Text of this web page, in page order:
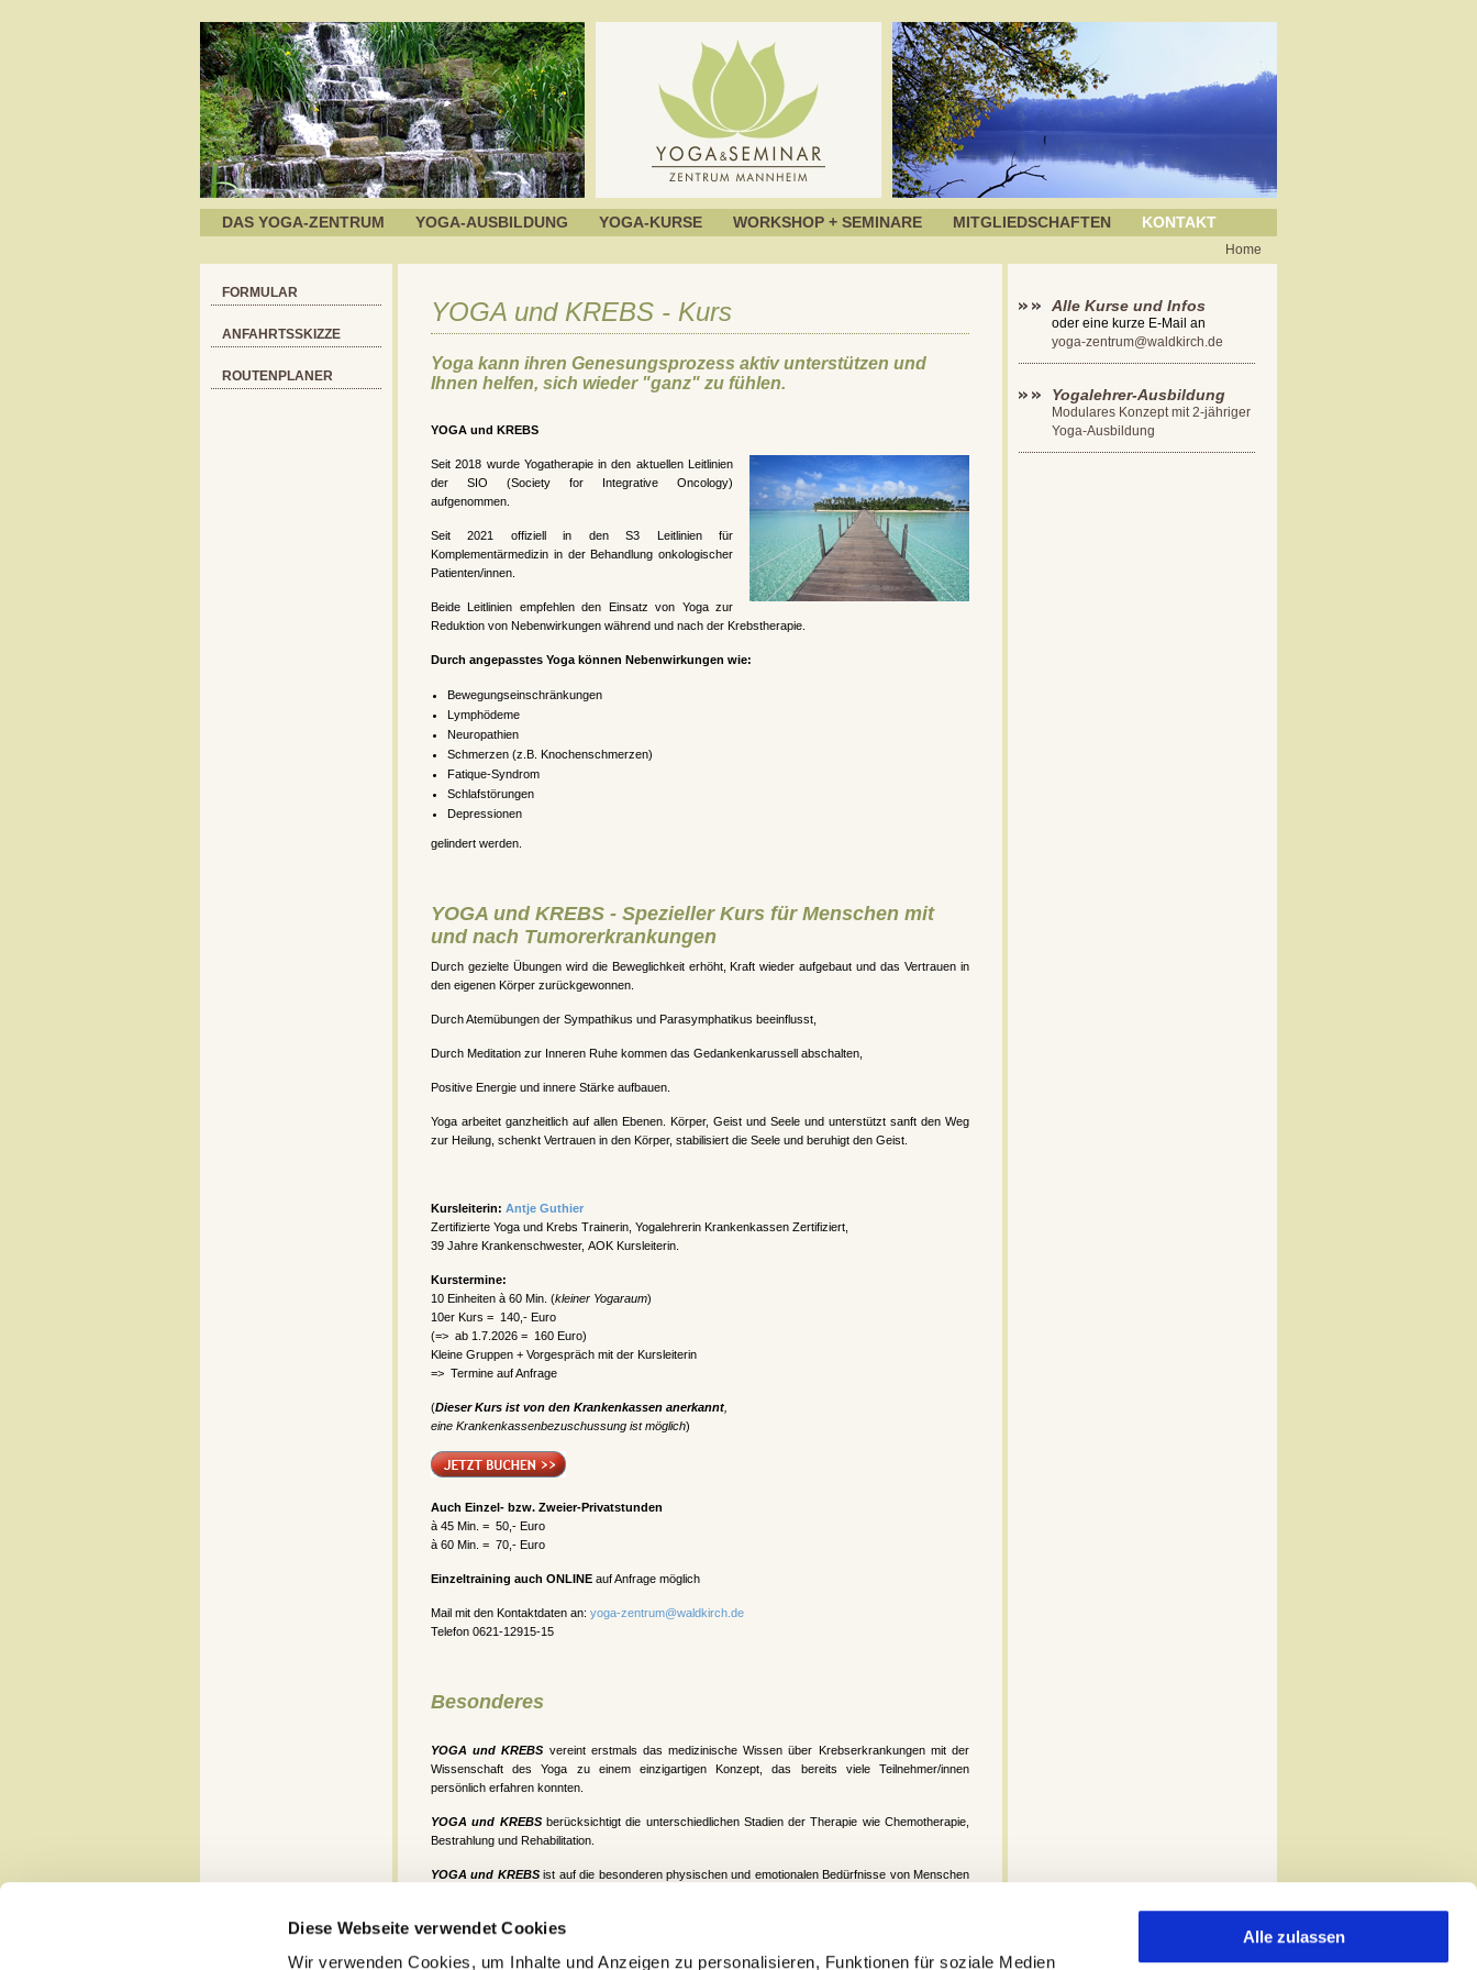
Diese Webseite verwendet Cookies
Wir verwenden Cookies, um Inhalte und Anzeigen zu personalisieren, Funktionen für soziale Medien
Alle zulassen
DAS YOGA-ZENTRUM YOGA-AUSBILDUNG YOGA-KURSE WORKSHOP + SEMINARE MITGLIEDSCHAFTEN KONTAKT
Home
FORMULAR
ANFAHRTSSKIZZE
ROUTENPLANER
YOGA und KREBS - Kurs
Yoga kann ihren Genesungsprozess aktiv unterstützen und
Ihnen helfen, sich wieder "ganz" zu fühlen.
YOGA und KREBS
Seit 2018 wurde Yogatherapie in den aktuellen Leitlinien
der SIO (Society for Integrative Oncology)
aufgenommen.
Seit 2021 offiziell in den S3 Leitlinien für
Komplementärmedizin in der Behandlung onkologischer
Patienten/innen.
Beide Leitlinien empfehlen den Einsatz von Yoga zur
Reduktion von Nebenwirkungen während und nach der Krebstherapie.
Durch angepasstes Yoga können Nebenwirkungen wie:
Bewegungseinschränkungen
Lymphödeme
Neuropathien
Schmerzen (z.B. Knochenschmerzen)
Fatique-Syndrom
Schlafstörungen
Depressionen
gelindert werden.
YOGA und KREBS - Spezieller Kurs für Menschen mit
und nach Tumorerkrankungen
Durch gezielte Übungen wird die Beweglichkeit erhöht, Kraft wieder aufgebaut und das Vertrauen in
den eigenen Körper zurückgewonnen.
Durch Atemübungen der Sympathikus und Parasymphatikus beeinflusst,
Durch Meditation zur Inneren Ruhe kommen das Gedankenkarussell abschalten,
Positive Energie und innere Stärke aufbauen.
Yoga arbeitet ganzheitlich auf allen Ebenen. Körper, Geist und Seele und unterstützt sanft den Weg
zur Heilung, schenkt Vertrauen in den Körper, stabilisiert die Seele und beruhigt den Geist.
Kursleiterin: Antje Guthier
Zertifizierte Yoga und Krebs Trainerin, Yogalehrerin Krankenkassen Zertifiziert,
39 Jahre Krankenschwester, AOK Kursleiterin.
Kurstermine:
10 Einheiten à 60 Min. (kleiner Yogaraum)
10er Kurs = 140,- Euro
(=> ab 1.7.2026 = 160 Euro)
Kleine Gruppen + Vorgespräch mit der Kursleiterin
=> Termine auf Anfrage
(Dieser Kurs ist von den Krankenkassen anerkannt
eine Krankenkassenbezuschussung ist möglich)
Auch Einzel- bzw. Zweier-Privatstunden
à 45 Min. = 50,- Euro
à 60 Min. = 70,- Euro
Einzeltraining auch ONLINE auf Anfrage möglich
Mail mit den Kontaktdaten an: yoga-zentrum@waldkirch.de
Telefon 0621-12915-15
Besonderes
YOGA und KREBS vereint erstmals das medizinische Wissen über Krebserkrankungen mit der
Wissenschaft des Yoga zu einem einzigartigen Konzept, das bereits viele Teilnehmer/innen
persönlich erfahren konnten.
YOGA und KREBSberücksichtigt die unterschiedlichen Stadien der Therapie wie Chemotherapie,
Bestrahlung und Rehabilitation.
YOGA und KREBSist auf die besonderen physischen und emotionalen Bedürfnisse von Menschen
YOGA und KREBSberücksichtigt typische Nebenwirkungen der Therapie wie Fatique,
Alle Kurse und Infos
oder eine kurze E-Mail an
yoga-zentrum@waldkirch.de
Yogalehrer-Ausbildung
Modulares Konzept mit 2-jähriger
Yoga-Ausbildung